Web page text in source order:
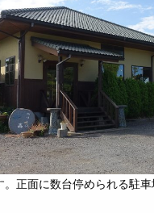
正面に数台停められる駐車